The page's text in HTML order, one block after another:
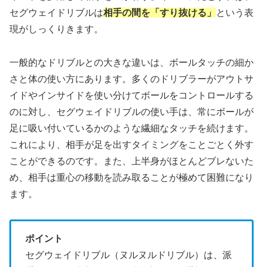
セグウェイドリブルは相手の間を「すり抜ける」
という表
現がしっくりきます。
一般的なドリブルとの大きな違いは、ボールタッチの細か
さと体の使い方にあります。多くのドリブラーがアウトサ
イドやインサイドを使い分けてボールをコントロールする
のに対し、セグウェイドリブルの使い手は、常にボールが
足に吸い付いているかのような繊細なタッチを続けます。
これにより、相手が足を出すタイミングをことごとく外す
ことができるのです。また、上半身がほとんどブレないた
め、相手は重心の移動を読み取ることが極めて困難になり
ます。
ポイント
セグウェイドリブル（ヌルヌルドリブル）は、派